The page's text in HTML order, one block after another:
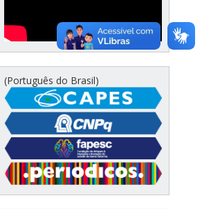
(Português do Brasil)